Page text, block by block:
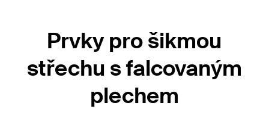
Prvky pro šikmou
střechu s falcovaným
plechem